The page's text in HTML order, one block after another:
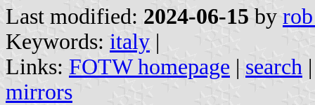
Last modified: 2024-06-15 by
Keywords: italy |
Links: FOTW homepage | search
mirrors